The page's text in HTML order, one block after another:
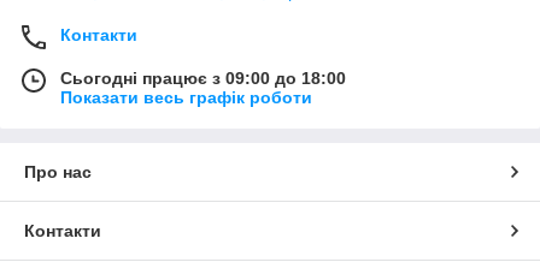
Контакти
Сьогодні працює з 09:00 до 18:00
Показати весь графік роботи
Про нас
Контакти